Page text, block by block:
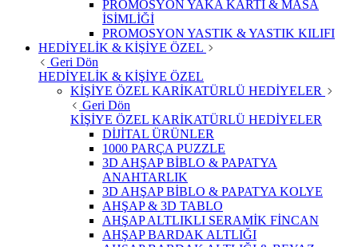
PROMOSYON YAKA KARTI & MASA
İSİMLİĞİ
PROMOSYON YASTIK & YASTIK KILIFI
HEDİYELİK & KİŞİYE ÖZEL
Geri Dön
HEDİYELİK & KİŞİYE ÖZEL
KİŞİYE ÖZEL KARİKATÜRLÜ HEDİYELER
Geri Dön
KİŞİYE ÖZEL KARİKATÜRLÜ HEDİYELER
DİJİTAL ÜRÜNLER
1000 PARÇA PUZZLE
3D AHŞAP BİBLO & PAPATYA
ANAHTARLIK
3D AHŞAP BİBLO & PAPATYA KOLYE
AHŞAP & 3D TABLO
AHŞAP ALTLIKLI SERAMİK FİNCAN
AHŞAP BARDAK ALTLIĞI